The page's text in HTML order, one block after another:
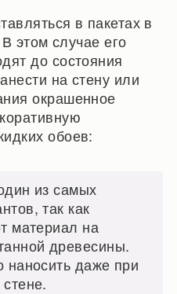
в пакетах в
этом случае его
до состояния
на стену или
окрашенное
обоев:
из самых
так как
материал на
древесины.
наносить даже при